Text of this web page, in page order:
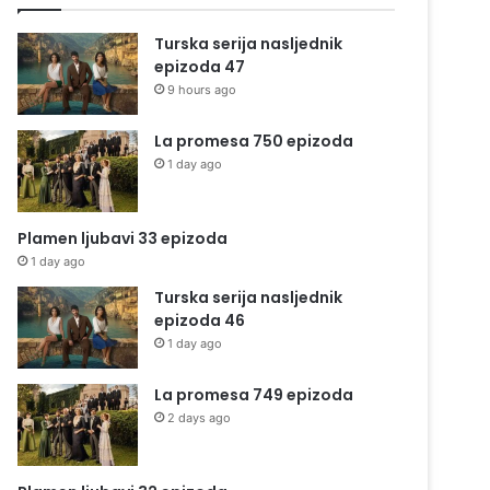
Turska serija nasljednik
epizoda 47
9 hours ago
La promesa 750 epizoda
1 day ago
Plamen ljubavi 33 epizoda
1 day ago
Turska serija nasljednik
epizoda 46
1 day ago
La promesa 749 epizoda
2 days ago